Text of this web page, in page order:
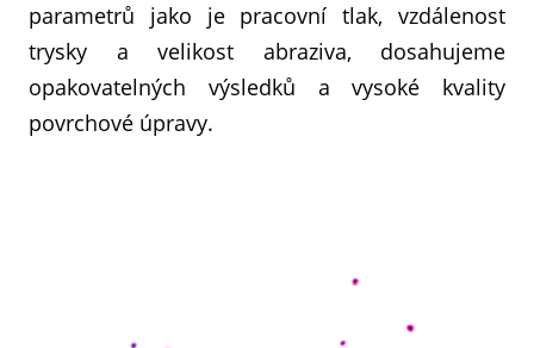
parametrů jako je pracovní tlak, vzdálenost
trysky a velikost abraziva, dosahujeme
opakovatelných výsledků a vysoké kvality
povrchové úpravy.